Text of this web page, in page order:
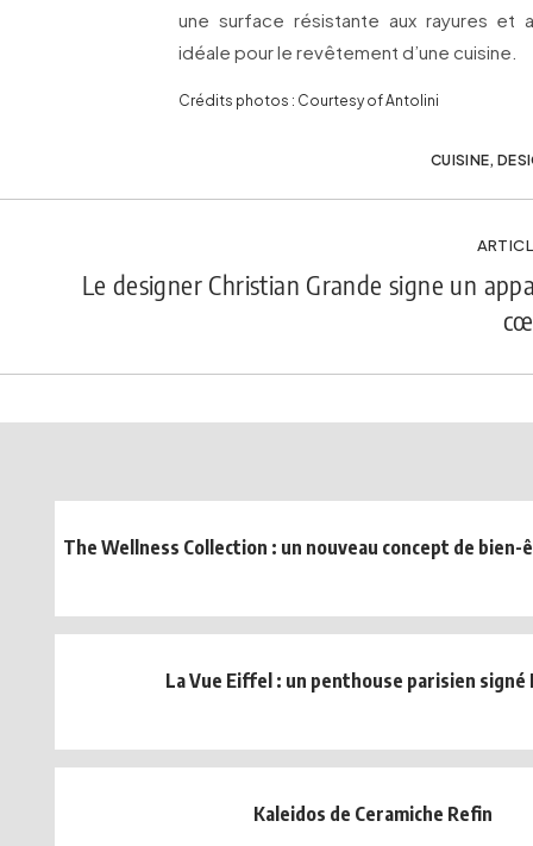
une surface résistante aux rayures et
idéale pour le revêtement d’une cuisine.
Crédits photos : Courtesy of Antolini
CUISINE,
Le designer Christian Grande signe un
The Wellness Collection : un nouveau concept de
La Vue Eiffel : un penthouse parisien signé
Kaleidos de Ceramiche Refin